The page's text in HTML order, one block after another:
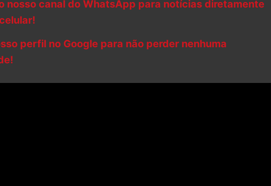
nosso canal do WhatsApp para notícias diretamente
perfil no Google para não perder nenhuma